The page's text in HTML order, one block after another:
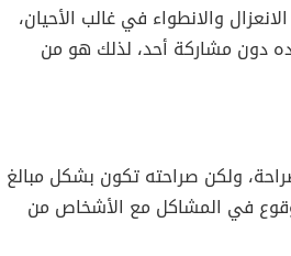
والانطواء في غالب الأحيان،
دون مشاركة أحد، لذلك هو من
ولكن صراحته تكون بشكل مبالغ
في المشاكل مع الأشخاص من